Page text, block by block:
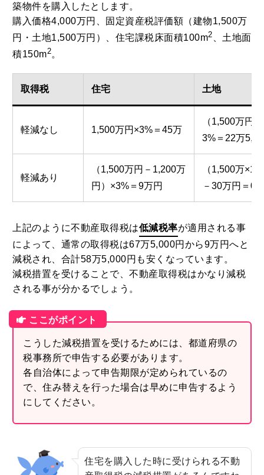
築物件を購入したとします。
購入価格4,000万円、固定資産税評価額（建物1,500万
円・土地1,500万円）、住宅課税床面積100m2
、土地面
積150m2。
取得税 住宅 土地
軽減なし 1,500万円×3%＝45万
（1,500万円
3%＝22万
軽減あり
（1,500万円－1,200万
円）×3%＝9万円
（1,500万×1
－30万円＝0
上記のように不動産取得税は低減税率が適用される事
によって、通常の取得税は67万5,000円から9万円へと
減税され、合計58万5,000円も安くなっています。
減税措置を受けることで、不動産取得税はかなり減税
される事が分かるでしょう。
こうした減税措置を受けるためには、都道府県の
税事務所で申告する必要があります。
各自治体によって申告期限が定められているの
で、住み替えを行った場合は早めに申告するよう
にしてください。
住宅を購入した時に受けられる不動